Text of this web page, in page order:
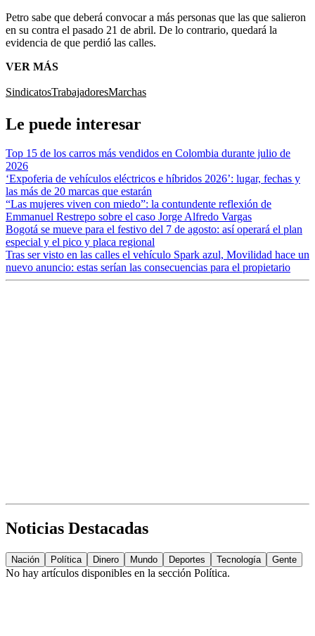
Petro sabe que deberá convocar a más personas que las que salieron
en su contra el pasado 21 de abril. De lo contrario, quedará la
evidencia de que perdió las calles.
VER MÁS
SindicatosTrabajadoresMarchas
Le puede interesar
Top 15 de los carros más vendidos en Colombia durante julio de
2026
‘Expoferia de vehículos eléctricos e híbridos 2026’: lugar, fechas y
las más de 20 marcas que estarán
“Las mujeres viven con miedo”: la contundente reflexión de
Emmanuel Restrepo sobre el caso Jorge Alfredo Vargas
Bogotá se mueve para el festivo del 7 de agosto: así operará el plan
especial y el pico y placa regional
Tras ser visto en las calles el vehículo Spark azul, Movilidad hace un
nuevo anuncio: estas serían las consecuencias para el propietario
Noticias Destacadas
Nación Política Dinero Mundo Deportes Tecnología Gente
No hay artículos disponibles en la sección Política.